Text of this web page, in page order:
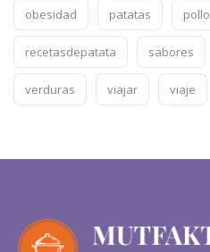
obesidad patatas pollo
recetasdepatata sabores
verduras viajar viaje